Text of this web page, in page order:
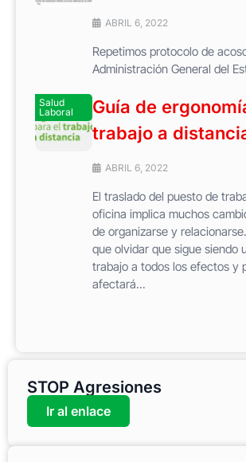
ABRIL 6, 2022
Repetimos protocolo de
Administración General del
Salud
Laboral
Guía de
trabajo a
ABRIL 6, 2022
El traslado del puesto de
oficina implica muchos
de organizarse y
que olvidar que sigue siendo
trabajo a todos los efectos y
afectará...
STOP Agresiones
Ir al enlace